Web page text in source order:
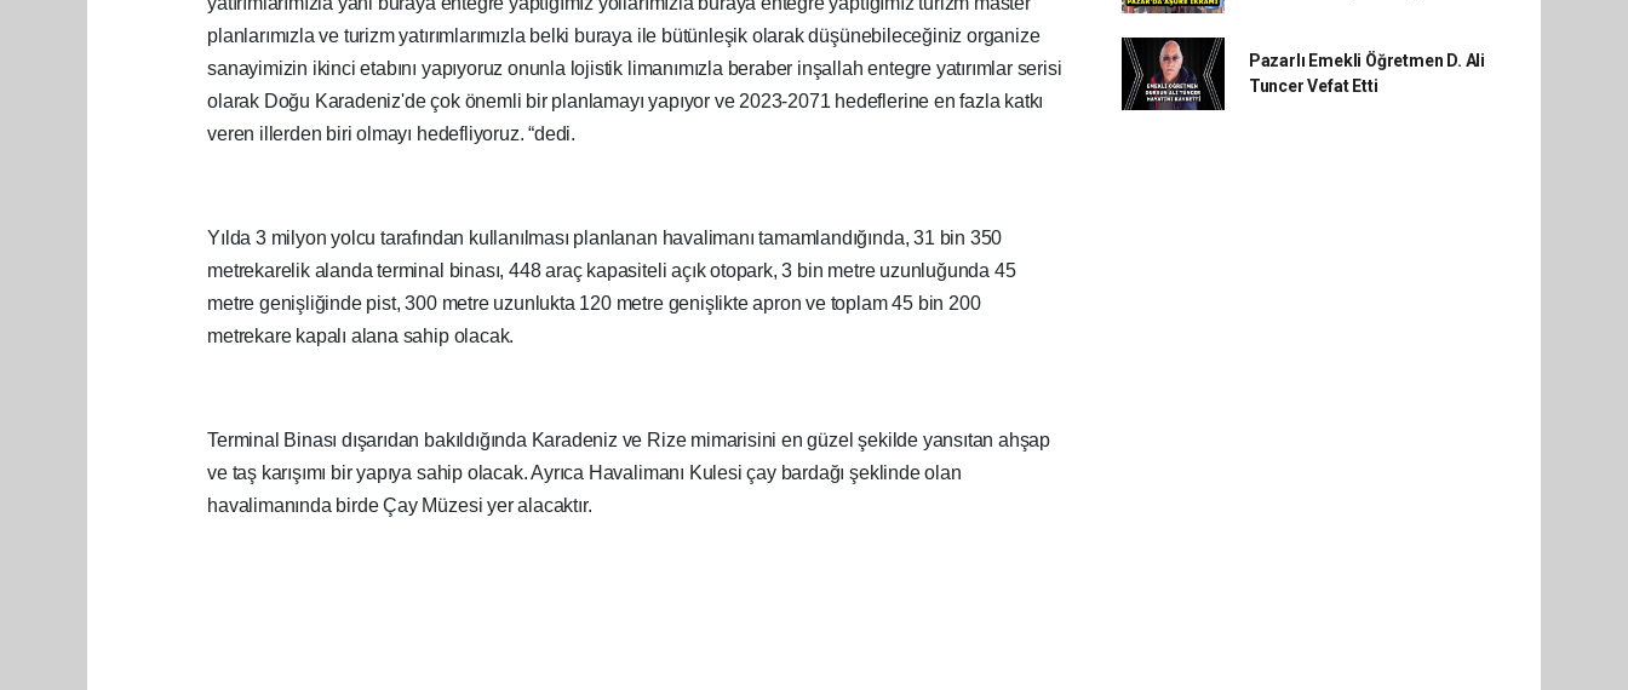
planlarımızla ve turizm yatırımlarımızla belki buraya ile bütünleşik olarak düşünebileceğiniz organize
sanayimizin ikinci etabını yapıyoruz onunla lojistik limanımızla beraber inşallah entegre yatırımlar serisi
olarak Doğu Karadeniz'de çok önemli bir planlamayı yapıyor ve 2023-2071 hedeflerine en fazla katkı
veren illerden biri olmayı hedefliyoruz. “dedi.
Yılda 3 milyon yolcu tarafından kullanılması planlanan havalimanı tamamlandığında, 31 bin 350
metrekarelik alanda terminal binası, 448 araç kapasiteli açık otopark, 3 bin metre uzunluğunda 45
metre genişliğinde pist, 300 metre uzunlukta 120 metre genişlikte apron ve toplam 45 bin 200
metrekare kapalı alana sahip olacak.
Terminal Binası dışarıdan bakıldığında Karadeniz ve Rize mimarisini en güzel şekilde yansıtan ahşap
ve taş karışımı bir yapıya sahip olacak. Ayrıca Havalimanı Kulesi çay bardağı şeklinde olan
havalimanında birde Çay Müzesi yer alacaktır.
Pazarlı Emekli Öğretmen D. Ali
Tuncer Vefat Etti